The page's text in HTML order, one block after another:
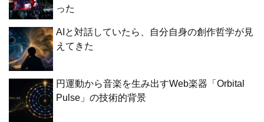
った
AIと対話していたら、自分自身の創作哲学が見
えてきた
円運動から音楽を生み出すWeb楽器「Orbital
Pulse」の技術的背景